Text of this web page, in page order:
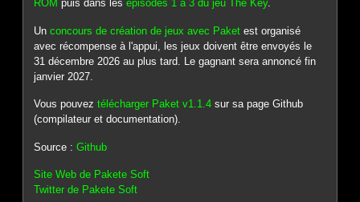
ROM puis dans lesépisodes 1 à 3 du jeu The Key.
Unconcours de création de jeux avec Paket est organisé
avec récompense à l'appui, les jeux doivent être envoyés le
31 décembre 2026 au plus tard. Le gagnant sera annoncé fin
janvier 2027.
Vous pouveztélécharger Paket v1.1.4 sur sa page Github
(compilateur et documentation).
Source :Github
Site Web de Pakete Soft
Twitter de Pakete Soft